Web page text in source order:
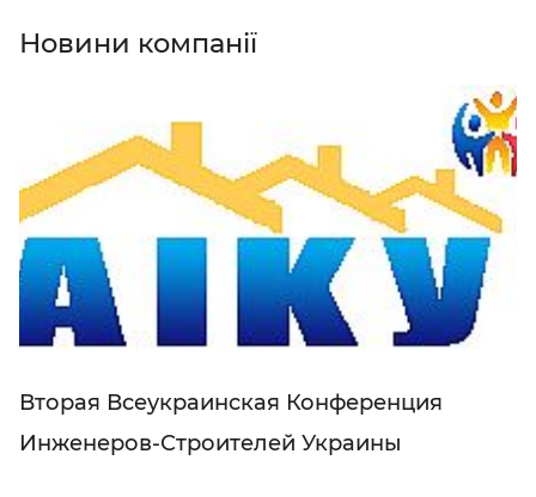
Новини компанії
Вторая Всеукраинская Конференция
Инженеров-Строителей Украины